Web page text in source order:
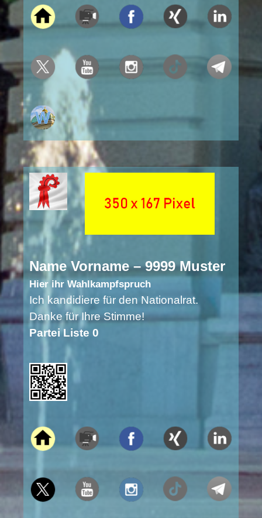
Name Vorname – 9999 Muster
Hier ihr Wahlkampfspruch
Ich kandidiere für den Nationalrat.
Danke für Ihre Stimme!
Partei Liste 0